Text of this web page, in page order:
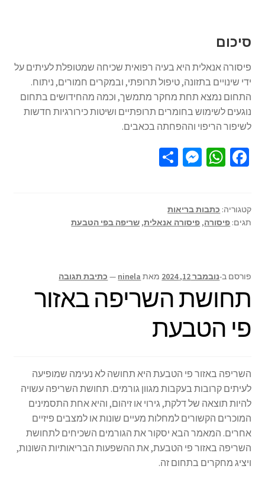
סיכום
פיסורה אנאלית היא בעיה רפואית שכיחה שמטופלת לעיתים על
ידי שינויים בתזונה, טיפול תרופתי, ובמקרים חמורים, ניתוח.
התחום נמצא תחת מחקר מתמשך, וכמה מהחידושים בתחום
נוגעים לשימוש בחומרים תרופתיים ושיטות כירורגיות חדשות
לשיפור הריפוי וההפחתה בכאבים.
Fa
o
o
W
sA
p
M
n
ge
S
e
קטגוריה: כתבות בריאות
תגים: פיסורה, פיסורה אנאלית, שריפה בפי הטבעת
פורסם ב-נובמבר 12, 2024 מאת ninela
— כתיבת תגובה
תחושת השריפה באזור
פי הטבעת
השריפה באזור פי הטבעת היא תחושה לא נעימה שמופיעה
לעיתים קרובות בעקבות מגוון גורמים. תחושת השריפה עשויה
להיות תוצאה של דלקת, גירוי או זיהום, והיא אחת התסמינים
המוכרים הקשורים למחלות מעיים שונות או למצבים פיזיים
אחרים. המאמר הבא יסקור את הגורמים השכיחים לתחושת
השריפה באזור פי הטבעת, את ההשפעות הבריאותיות השונות,
ויציג מחקרים בתחום זה.